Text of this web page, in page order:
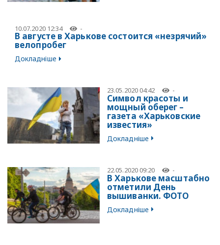
10.07.2020 12:34 -
В августе в Харькове состоится «незрячий»
велопробег
Докладніше
23.05.2020 04:42 -
Символ красоты и
мощный оберег –
газета «Харьковские
известия»
Докладніше
22.05.2020 09:20 -
В Харькове масштабно
отметили День
вышиванки. ФОТО
Докладніше